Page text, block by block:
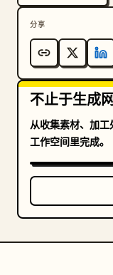
分享
不止于生成
从收集素材、加
工作空间里完成。